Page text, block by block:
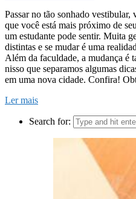
Passar no tão sonhado vestibular,
que você está mais próximo de
um estudante pode sentir. Muita
distintas e se mudar é uma
Além da faculdade, a mudança é
nisso que separamos algumas
em uma nova cidade. Confira!
Ler mais
Search for: